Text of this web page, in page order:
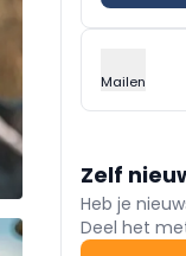
Mailen
Zelf
Heb je
Deel het